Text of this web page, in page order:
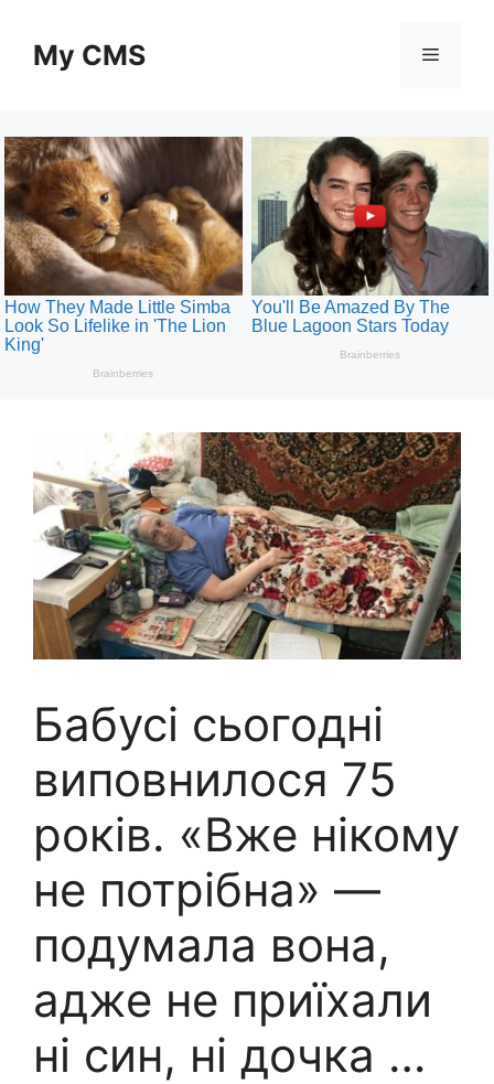
contentMy CMS Menu
Бабусі сьогодні
виповнилося 75
років. «Вже нікому
не потрібна» —
подумала вона,
адже не приїхали
ні син, ні дочка …